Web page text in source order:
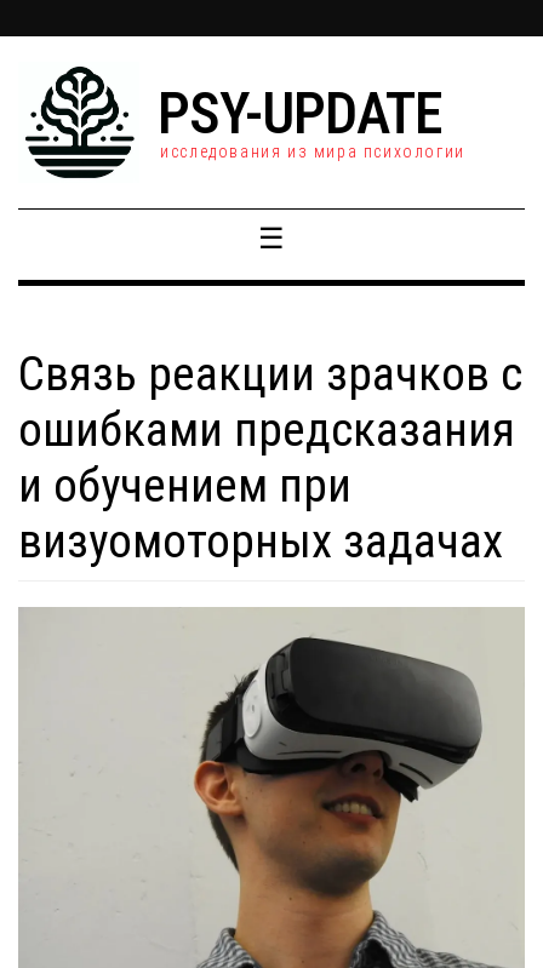
PSY-UPDATE
исследования из мира психологии
☰
Связь реакции зрачков с
ошибками предсказания
и обучением при
визуомоторных задачах